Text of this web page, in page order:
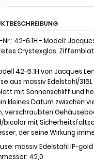
42-6.1H - Modell:
Crystexglas,
42-6.1H von Jacques
aus massiv Edelstahl/
mit Sonnenschliff und
kleines Datum zwischen
verschraubten
bicolor mit
der seine Wirkung
massiv Edelstahl IP-
42,0